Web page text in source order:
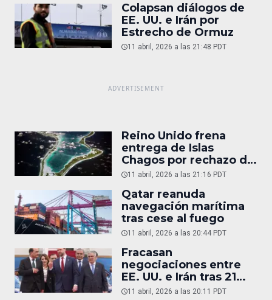
Colapsan diálogos de
EE. UU. e Irán por
Estrecho de Ormuz
11 abril, 2026 a las 21:48 PDT
Reino Unido frena
entrega de Islas
Chagos por rechazo de
Trump
11 abril, 2026 a las 21:16 PDT
Qatar reanuda
navegación marítima
tras cese al fuego
11 abril, 2026 a las 20:44 PDT
Fracasan
negociaciones entre
EE. UU. e Irán tras 21
horas
11 abril, 2026 a las 20:11 PDT